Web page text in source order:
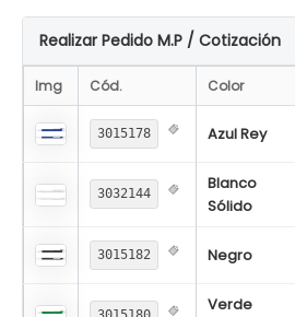
Realizar Pedido M.P / Cotización
Img Cód. Color
3015178 Azul Rey
3032144
Blanco
Sólido
3015182 Negro
Verde